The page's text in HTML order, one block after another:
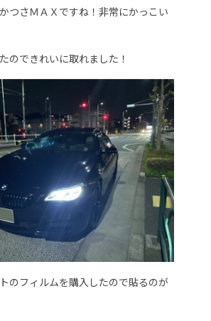
つさＭＡＸですね！非常にかっこい
のできれいに取れました！
のフィルムを購入したので貼るのが